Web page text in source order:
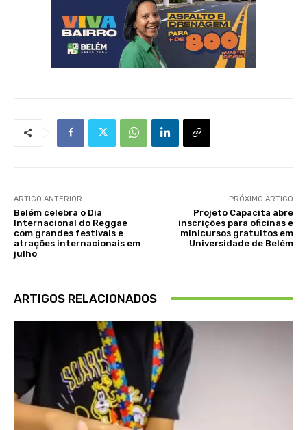
ARTIGO ANTERIOR
Belém celebra o Dia
Internacional do Reggae
com grandes festivais e
atrações internacionais em
julho
PRÓXIMO ARTIGO
Projeto Capacita abre
inscrições para oficinas e
minicursos gratuitos em
Universidade de Belém
ARTIGOS RELACIONADOS